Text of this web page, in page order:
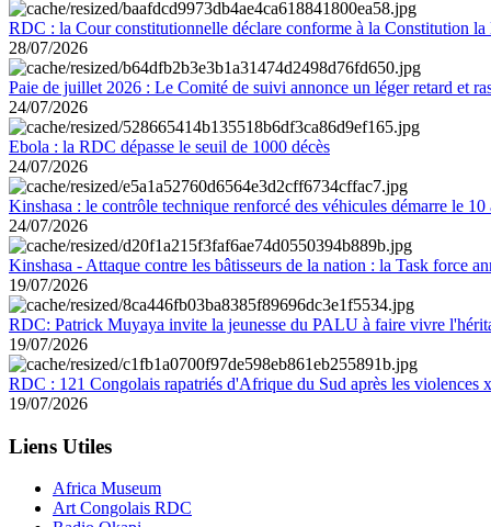
RDC : la Cour constitutionnelle déclare conforme à la Constitution la
28/07/2026
Paie de juillet 2026 : Le Comité de suivi annonce un léger retard et
24/07/2026
Ebola : la RDC dépasse le seuil de 1000 décès
24/07/2026
Kinshasa : le contrôle technique renforcé des véhicules démarre le 10
24/07/2026
Kinshasa - Attaque contre les bâtisseurs de la nation : la Task force
19/07/2026
RDC: Patrick Muyaya invite la jeunesse du PALU à faire vivre
19/07/2026
RDC : 121 Congolais rapatriés d'Afrique du Sud après les violences
19/07/2026
Liens Utiles
Africa Museum
Art Congolais RDC